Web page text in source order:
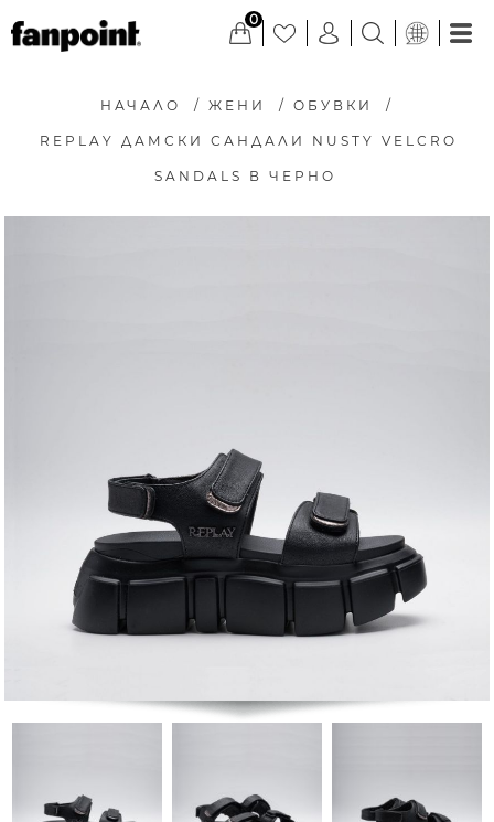
0
НАЧАЛО / ЖЕНИ / ОБУВКИ /
REPLAY ДАМСКИ САНДАЛИ NUSTY VELCRO
SANDALS В ЧЕРНО